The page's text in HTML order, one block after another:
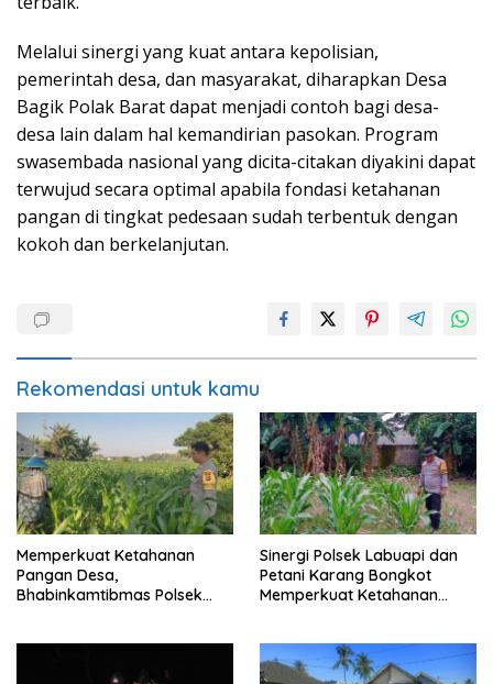
Melalui sinergi yang kuat antara kepolisian,
pemerintah desa, dan masyarakat, diharapkan Desa
Bagik Polak Barat dapat menjadi contoh bagi desa-
desa lain dalam hal kemandirian pasokan. Program
swasembada nasional yang dicita-citakan diyakini dapat
terwujud secara optimal apabila fondasi ketahanan
pangan di tingkat pedesaan sudah terbentuk dengan
kokoh dan berkelanjutan.
Rekomendasi untuk kamu
Memperkuat Ketahanan
Pangan Desa,
Bhabinkamtibmas Polsek
Sinergi Polsek Labuapi dan
Petani Karang Bongkot
Memperkuat Ketahanan